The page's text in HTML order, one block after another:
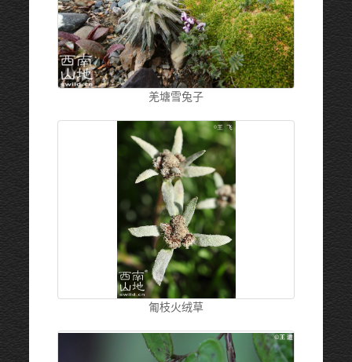
羌塘雪兔子
匍枝火绒草